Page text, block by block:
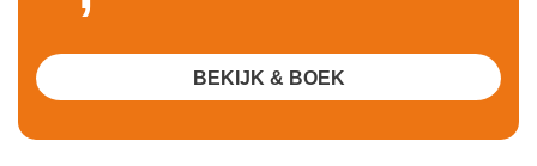
BEKIJK & BOEK